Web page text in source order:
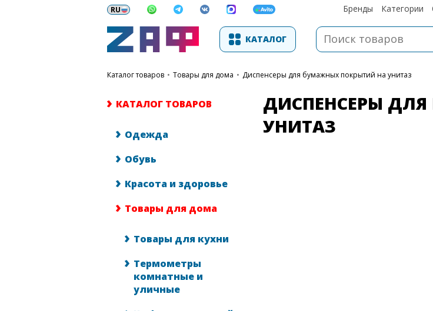
Бренды Категории
КАТАЛОГ
каталог товаров • Товары для дома • Диспенсеры для бумажных покрытий на унитаз
КАТАЛОГ ТОВАРОВ
Одежда
Обувь
Красота и здоровье
Товары для дома
Товары для кухни
Термометры
комнатные и
уличные
ДИСПЕНСЕРЫ
УНИТАЗ